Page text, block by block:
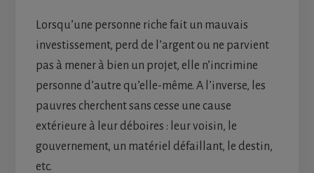
Lorsqu’une personne riche fait un mauvais
investissement, perd de l’argent ou ne parvient
pas à mener à bien un projet, elle n’incrimine
personne d’autre qu’elle-même. A l’inverse, les
pauvres cherchent sans cesse une cause
extérieure à leur déboires : leur voisin, le
gouvernement, un matériel défaillant, le destin,
etc.